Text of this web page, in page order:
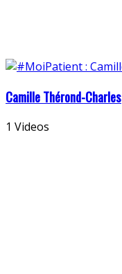
Camille Thérond-Charles
1 Videos